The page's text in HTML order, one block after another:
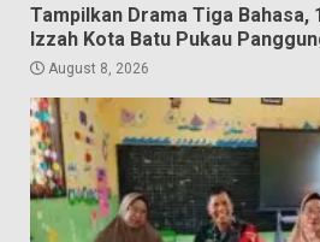
Tampilkan Drama Tiga Bahasa,
Izzah Kota Batu Pukau
August 8, 2026